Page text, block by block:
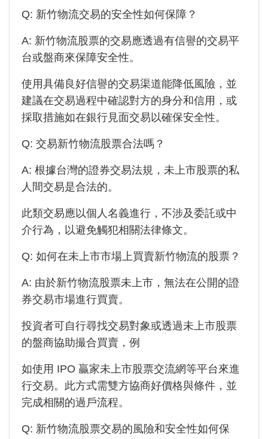
Q: 新竹物流交易的安全性如何保障？
A: 新竹物流股票的交易應透過有信譽的交易平
台或盤商來保障安全性。
使用具備良好信譽的交易渠道能降低風險，並
建議在交易過程中確認對方的身分和信用，或
採取措施如在銀行見面交易以確保安全性。
Q: 交易新竹物流股票合法嗎？
A: 根據台灣的證券交易法規，未上市股票的私
人間交易是合法的。
此類交易應以個人名義進行，不涉及委託或中
介行為，以避免觸犯相關法律條文。
Q: 如何在未上市市場上買賣新竹物流的股票？
A: 由於新竹物流股票未上市，無法在公開的證
券交易市場進行買賣。
投資者可自行尋找交易對象或透過未上市股票
的盤商協助撮合買賣，例
如使用 IPO 贏家未上市股票交流網等平台來進
行交易。此方式需雙方協商好價格與條件，並
完成相關的過戶流程。
Q: 新竹物流股票交易的風險和安全性如何保